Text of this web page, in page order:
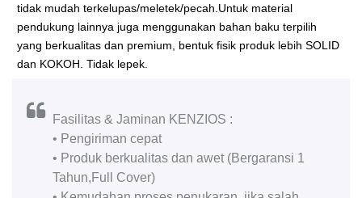
tidak mudah terkelupas/meletek/pecah.Untuk material
pendukung lainnya juga menggunakan bahan baku terpilih
yang berkualitas dan premium, bentuk fisik produk lebih SOLID
dan KOKOH. Tidak lepek.
Fasilitas & Jaminan KENZIOS :
• Pengiriman cepat
• Produk berkualitas dan awet (Bergaransi 1
Tahun,Full Cover)